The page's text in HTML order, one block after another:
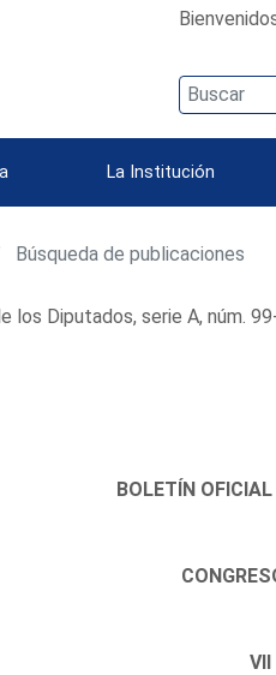
La Institución
Búsqueda de publicaciones
los Diputados, serie A, núm.
BOLETÍN